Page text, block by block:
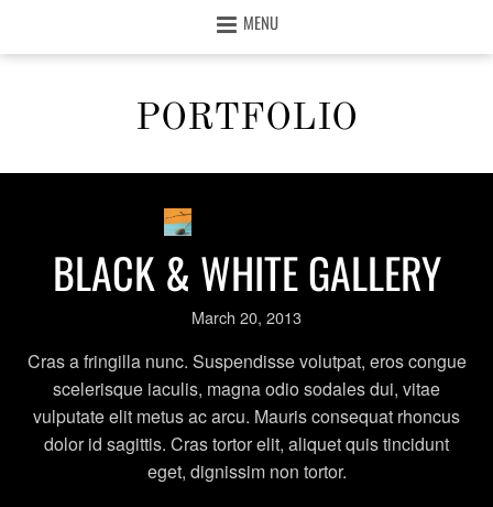
MENU
PORTFOLIO
BLACK & WHITE GALLERY
March 20, 2013
Cras a fringilla nunc. Suspendisse volutpat, eros congue
scelerisque iaculis, magna odio sodales dui, vitae
vulputate elit metus ac arcu. Mauris consequat rhoncus
dolor id sagittis. Cras tortor elit, aliquet quis tincidunt
eget, dignissim non tortor.